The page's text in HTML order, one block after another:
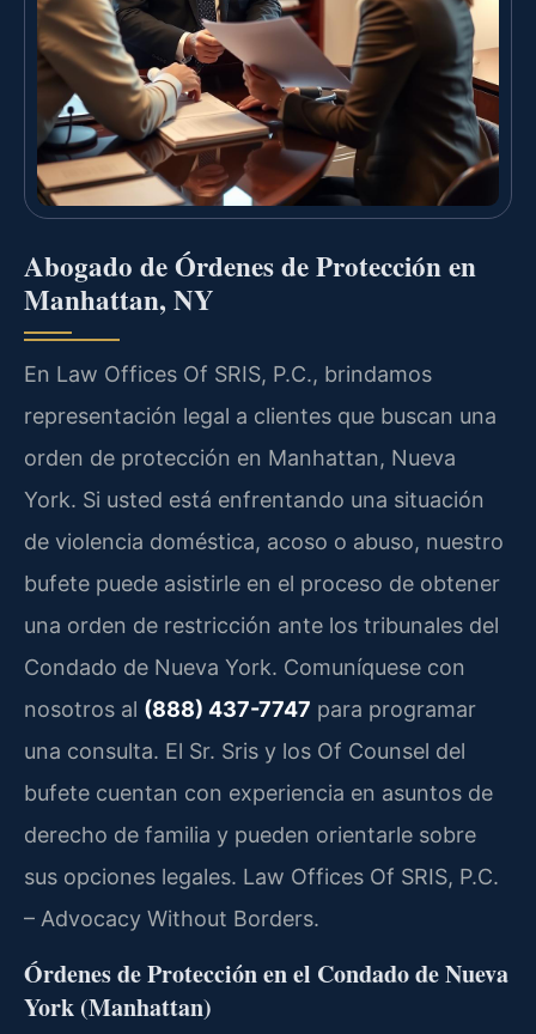
Abogado de Órdenes de Protección en
Manhattan, NY
En Law Offices Of SRIS, P.C., brindamos
representación legal a clientes que buscan una
orden de protección en Manhattan, Nueva
York. Si usted está enfrentando una situación
de violencia doméstica, acoso o abuso, nuestro
bufete puede asistirle en el proceso de obtener
una orden de restricción ante los tribunales del
Condado de Nueva York. Comuníquese con
nosotros al (888) 437-7747 para programar
una consulta. El Sr. Sris y los Of Counsel del
bufete cuentan con experiencia en asuntos de
derecho de familia y pueden orientarle sobre
sus opciones legales. Law Offices Of SRIS, P.C.
– Advocacy Without Borders.
Órdenes de Protección en el Condado de Nueva
York (Manhattan)